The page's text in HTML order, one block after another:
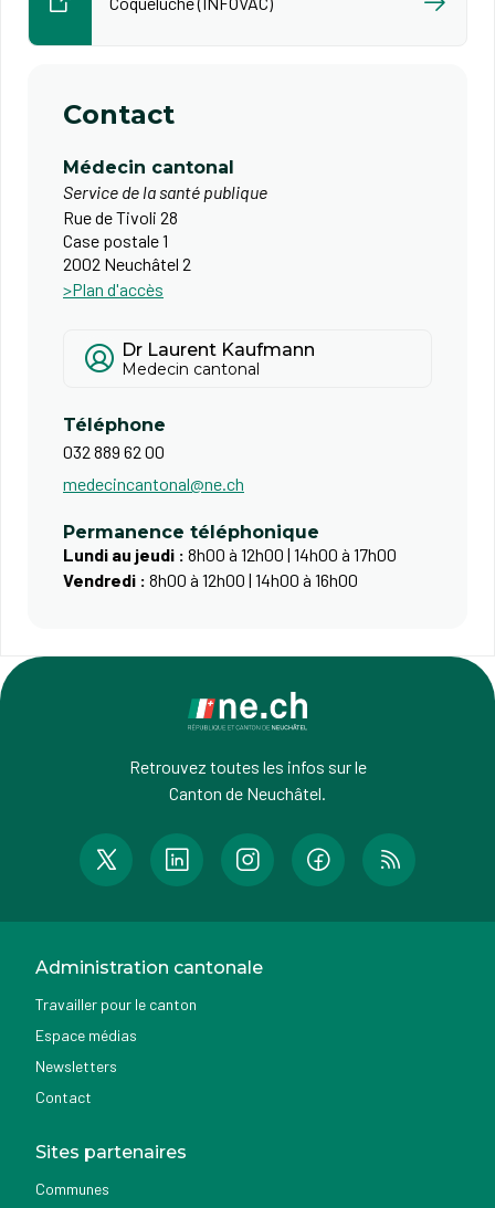
Contact
Médecin cantonal
Service de la santé publique
Rue de Tivoli 28
Case postale 1
2002 Neuchâtel 2
>Plan d'accès
Dr Laurent Kaufmann
Medecin cantonal
Téléphone
032 889 62 00
medecincantonal@ne.ch
Permanence téléphonique
Lundi au jeudi : 8h00 à 12h00 | 14h00 à 17h00
Vendredi : 8h00 à 12h00 | 14h00 à 16h00
Retrouvez toutes les infos sur le
Canton de Neuchâtel.
Administration cantonale
Travailler pour le canton
Espace médias
Newsletters
Contact
Sites partenaires
Communes